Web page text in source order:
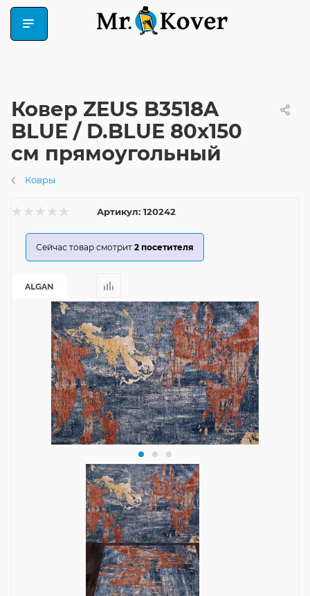
Ковер ZEUS B3518A
BLUE / D.BLUE 80x150
см прямоугольный
Ковры
Артикул: 120242
Сейчас товар смотрит 2 посетителя